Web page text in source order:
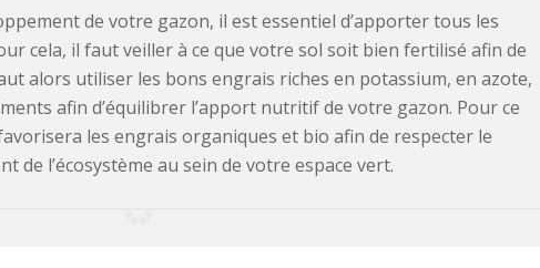
de votre gazon, il est essentiel d’apporter tous les
cela, il faut veiller à ce que votre sol soit bien fertilisé afin de
alors utiliser les bons engrais riches en potassium, en azote,
afin d’équilibrer l’apport nutritif de votre gazon. Pour ce
les engrais organiques et bio afin de respecter le
de l’écosystème au sein de votre espace vert.